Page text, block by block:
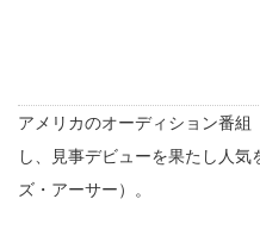
アメリカのオーディション番
し、見事デビューを果たし人
ズ・アーサー）。